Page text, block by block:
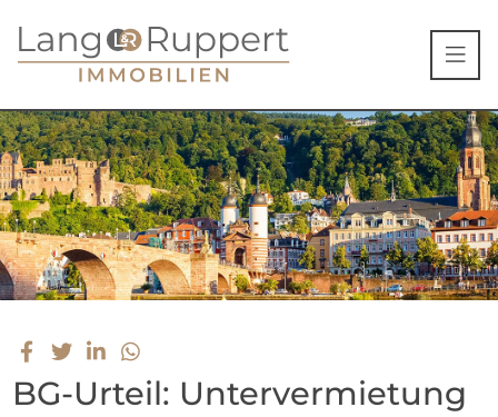
BG-Urteil: Untervermietung